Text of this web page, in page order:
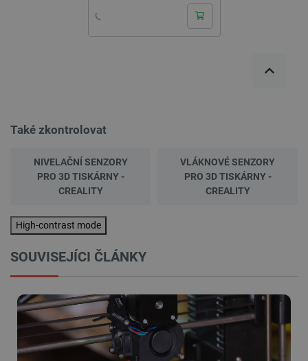
Také zkontrolovat
NIVELAČNÍ SENZORY
PRO 3D TISKÁRNY -
CREALITY
VLÁKNOVÉ SENZORY
PRO 3D TISKÁRNY -
CREALITY
High-contrast mode
SOUVISEJÍCI ČLÁNKY